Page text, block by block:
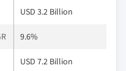
USD 3.2 Billion
9.6%
USD 7.2 Billion